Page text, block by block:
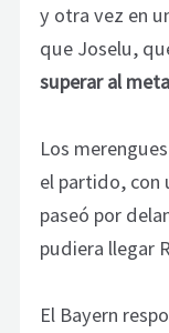
y otra vez en
que Joselu,
superar al
Los
el partido, con
paseó por
pudiera llegar
El Bayern